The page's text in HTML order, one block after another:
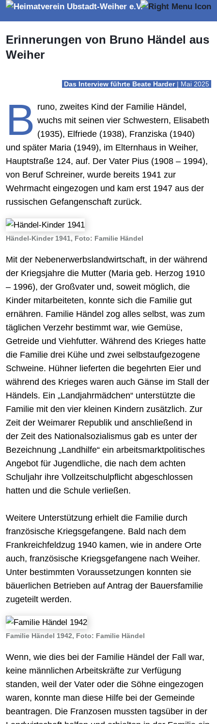
Erinnerungen von Bruno Händel aus
Weiher
Das Interview führte Beate Harder| Mai 2025
B runo, zweites Kind der Familie Händel,
wuchs mit seinen vier Schwestern, Elisabeth
(1935), Elfriede (1938), Franziska (1940)
und später Maria (1949), im Elternhaus in Weiher,
Hauptstraße 124, auf. Der Vater Pius (1908 – 1994),
von Beruf Schreiner, wurde bereits 1941 zur
Wehrmacht eingezogen und kam erst 1947 aus der
russischen Gefangenschaft zurück.
Händel-Kinder 1941, Foto: Familie Händel
Mit der Nebenerwerbslandwirtschaft, in der während
der Kriegsjahre die Mutter (Maria geb. Herzog 1910
– 1996), der Großvater und, soweit möglich, die
Kinder mitarbeiteten, konnte sich die Familie gut
ernähren. Familie Händel zog alles selbst, was zum
täglichen Verzehr bestimmt war, wie Gemüse,
Getreide und Viehfutter. Während des Krieges hatte
die Familie drei Kühe und zwei selbstaufgezogene
Schweine. Hühner lieferten die begehrten Eier und
während des Krieges waren auch Gänse im Stall der
Händels. Ein „Landjahrmädchen“ unterstützte die
Familie mit den vier kleinen Kindern zusätzlich. Zur
Zeit der Weimarer Republik und anschließend in
der Zeit des Nationalsozialismus gab es unter der
Bezeichnung „Landhilfe“ ein arbeitsmarktpolitisches
Angebot für Jugendliche, die nach dem achten
Schuljahr ihre Vollzeitschulpflicht abgeschlossen
hatten und die Schule verließen.
Weitere Unterstützung erhielt die Familie durch
französische Kriegsgefangene. Bald nach dem
Frankreichfeldzug 1940 kamen, wie in andere Orte
auch, französische Kriegsgefangene nach Weiher.
Unter bestimmten Voraussetzungen konnten sie
bäuerlichen Betrieben auf Antrag der Bauersfamilie
zugeteilt werden.
Familie Händel 1942, Foto: Familie Händel
Wenn, wie dies bei der Familie Händel der Fall war,
keine männlichen Arbeitskräfte zur Verfügung
standen, weil der Vater oder die Söhne eingezogen
waren, konnte man diese Hilfe bei der Gemeinde
beantragen. Die Franzosen mussten tagsüber in der